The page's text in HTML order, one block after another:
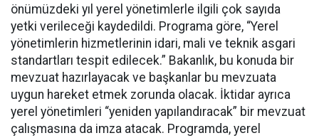
önümüzdeki yıl yerel yönetimlerle ilgili çok sayıda
yetki verileceği kaydedildi. Programa göre, “Yerel
yönetimlerin hizmetlerinin idari, mali ve teknik asgari
standartları tespit edilecek.” Bakanlık, bu konuda bir
mevzuat hazırlayacak ve başkanlar bu mevzuata
uygun hareket etmek zorunda olacak. İktidar ayrıca
yerel yönetimleri “yeniden yapılandıracak” bir mevzuat
çalışmasına da imza atacak. Programda, yerel